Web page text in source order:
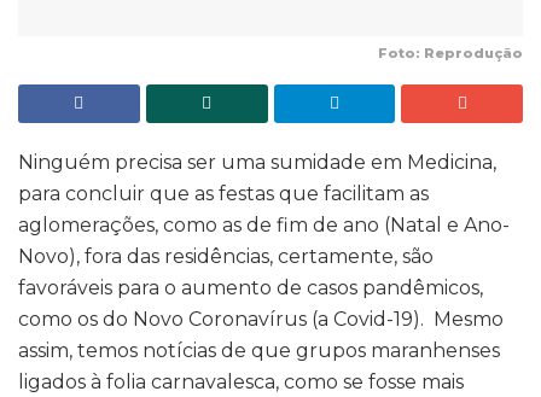
Foto: Reprodução
Ninguém precisa ser uma sumidade em Medicina,
para concluir que as festas que facilitam as
aglomerações, como as de fim de ano (Natal e Ano-
Novo), fora das residências, certamente, são
favoráveis para o aumento de casos pandêmicos,
como os do Novo Coronavírus (a Covid-19). Mesmo
assim, temos notícias de que grupos maranhenses
ligados à folia carnavalesca, como se fosse mais